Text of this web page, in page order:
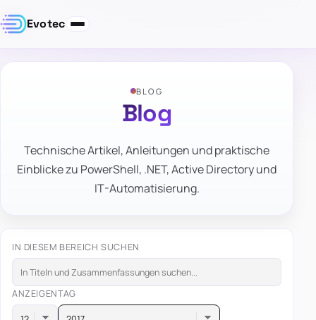
Evotec
BLOG
Blog
Technische Artikel, Anleitungen und praktische
Einblicke zu PowerShell, .NET, Active Directory und
IT-Automatisierung.
IN DIESEM BEREICH SUCHEN
ANZEIGENTAG